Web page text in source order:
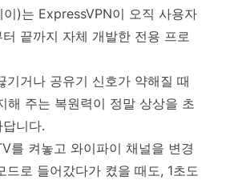
)는 ExpressVPN이 오직 사용자
끝까지 자체 개발한 전용 프로
기거나 공유기 신호가 약해질 때
해 주는 복원력이 정말 상상을 초
니다.
를 켜놓고 와이파이 채널을 변경
드로 들어갔다가 켰을 때도, 1초도